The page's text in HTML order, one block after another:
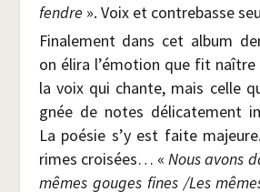
fendre ». Voix et contre­basse
Fina­le­ment dans cet album
on éli­ra l’émotion que fit naître
la voix qui chante, mais celle
gnée de notes déli­ca­te­ment
La poé­sie s’y est faite
rimes croi­sées… «Nous avons
mêmes gouges fines /​Les